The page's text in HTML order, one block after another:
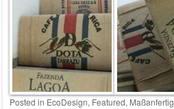
Posted in EcoDesign, Featured,